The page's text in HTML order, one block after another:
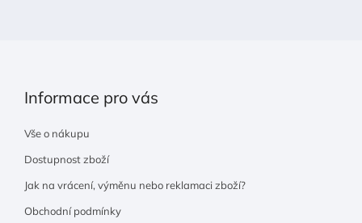
Informace pro vás
Vše o nákupu
Dostupnost zboží
Jak na vrácení, výměnu nebo reklamaci zboží?
Obchodní podmínky